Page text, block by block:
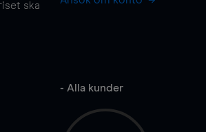
ska
- Alla kunder